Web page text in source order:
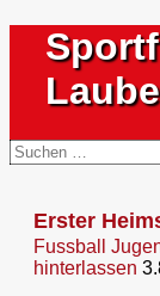
Inhalt
springen
Suchen
Suchen
nach:
Erster
Fussball
hinterlassen